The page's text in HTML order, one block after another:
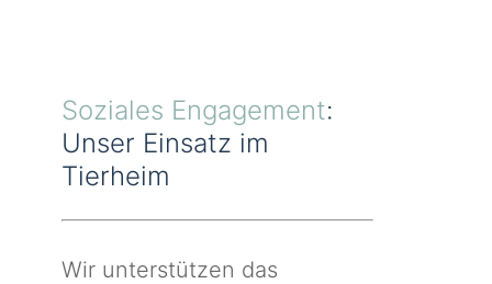
Soziales Engagement:
Unser Einsatz im
Tierheim
Wir unterstützen das